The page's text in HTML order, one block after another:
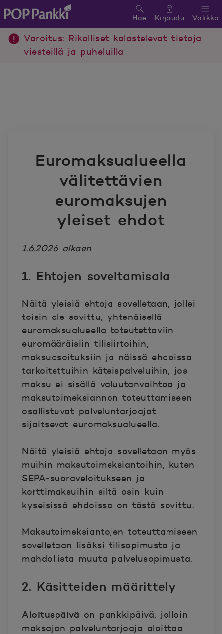
POP Pankki, etusivulle
Valikko
Hae Kirjaudu
Varoitus: Rikolliset kalastelevat tietoja
viesteillä ja puheluilla
Euromaksualueella
välitettävien
euromaksujen
yleiset ehdot
1.6.2026 alkaen
1. Ehtojen soveltamisala
Näitä yleisiä ehtoja sovelletaan, jollei
toisin ole sovittu, yhtenäisellä
euromaksualueella toteutettaviin
euromääräisiin tilisiirtoihin,
maksuosoituksiin ja näissä ehdoissa
tarkoitettuihin käteispalveluihin, jos
maksu ei sisällä valuutanvaihtoa ja
maksutoimeksiannon toteuttamiseen
osallistuvat palveluntarjoajat
sijaitsevat euromaksualueella.
Näitä yleisiä ehtoja sovelletaan myös
muihin maksutoimeksiantoihin, kuten
SEPA-suoraveloitukseen ja
korttimaksuihin siltä osin kuin
kyseisissä ehdoissa on tästä sovittu.
Maksutoimeksiantojen toteuttamiseen
sovelletaan lisäksi tilisopimusta ja
mahdollista muuta palvelusopimusta.
2. Käsitteiden määrittely
Aloituspäivä on pankkipäivä, jolloin
maksajan palveluntarjoaja aloittaa